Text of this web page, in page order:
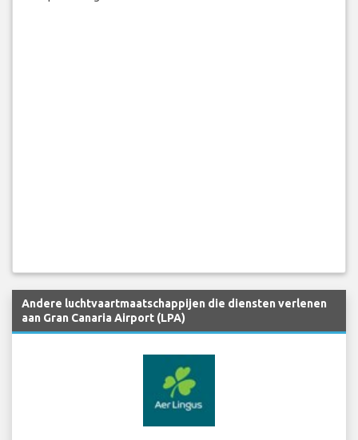
Andere luchtvaartmaatschappijen die diensten verlenen
aan Gran Canaria Airport (LPA)